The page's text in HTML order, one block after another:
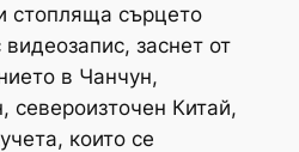
стопляща сърцето
заснет от
в Чанчун,
североизточен Китай,
които се